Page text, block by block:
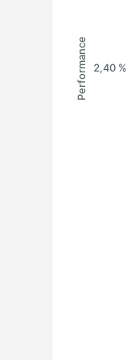
Performance 2,40 %